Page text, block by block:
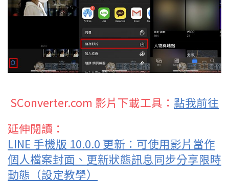
SConverter.com 影片下載工具： 點我前往
延伸閱讀：
LINE 手機版 10.0.0 更新：可使用影片當作
個人檔案封面、更新狀態訊息同步分享限時
動態（設定教學）